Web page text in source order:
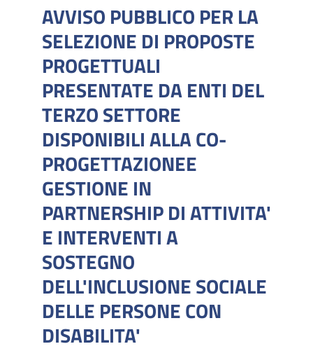
AVVISO PUBBLICO PER LA
SELEZIONE DI PROPOSTE
PROGETTUALI
PRESENTATE DA ENTI DEL
TERZO SETTORE
DISPONIBILI ALLA CO-
PROGETTAZIONEE
GESTIONE IN
PARTNERSHIP DI ATTIVITA'
E INTERVENTI A
SOSTEGNO
DELL'INCLUSIONE SOCIALE
DELLE PERSONE CON
DISABILITA'